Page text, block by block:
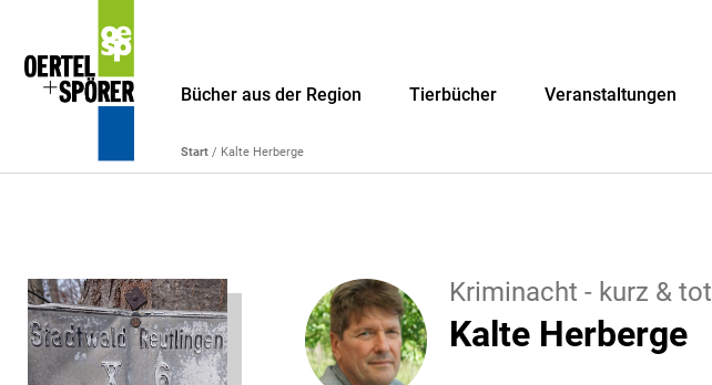
Bücher aus der Region Tierbücher Veranstaltungen
Start / Kalte Herberge
Kriminacht - kurz & tot
Kalte Herberge